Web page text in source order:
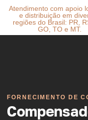
Atendimento com apoio
e distribuição em
regiões do Brasil: PR,
GO, TO e MT.
FORNECIMENTO DE